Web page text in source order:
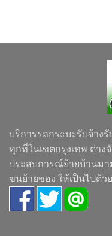
บริการรถกระบะรับจ้าง
ทุกที่ในเขตกรุงเทพ ต่าง
ประสบการณ์ย้ายบ้านมา
ขนย้ายของ ให้เป็นไปด้